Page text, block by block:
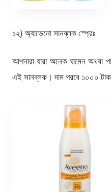
১২) অ্যাভেনো সানব্লক স্প্রেঃ
আপনারা যারা অনেক ঘামেন অথবা
এই সানব্লক। দাম পরবে ১০০০